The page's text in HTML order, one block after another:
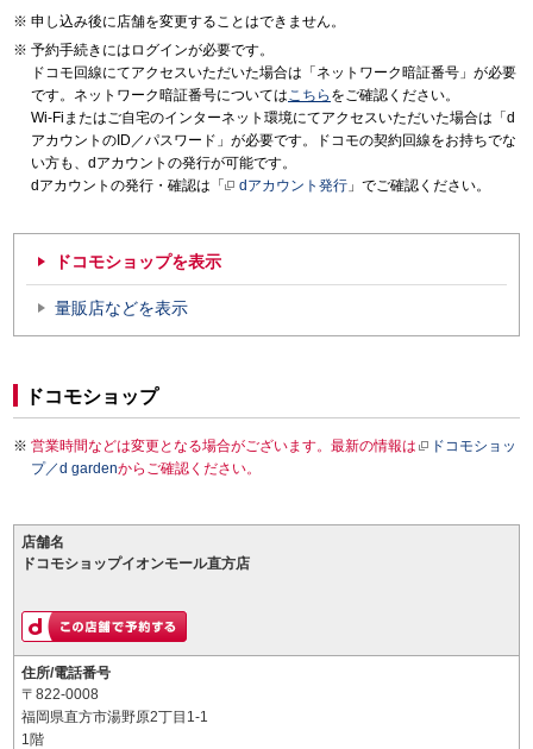
申し込み後に店舗を変更することはできません。
予約手続きにはログインが必要です。
ドコモ回線にてアクセスいただいた場合は「ネットワーク暗証番号」が必要
です。ネットワーク暗証番号についてはこちら をご確認ください。
Wi-Fiまたはご自宅のインターネット環境にてアクセスいただいた場合は「d
アカウントのID／パスワード」が必要です。ドコモの契約回線をお持ちでな
い方も、dアカウントの発行が可能です。
dアカウントの発行・確認は「
dアカウント発行 」でご確認ください。
ドコモショップを表示
量販店などを表示
ドコモショップ
営業時間などは変更となる場合がございます。最新の情報は
ドコモショッ
プ／d gardenからご確認ください。
店舗名
ドコモショップイオンモール直方店
住所/電話番号
〒822-0008
福岡県直方市湯野原2丁目1-1
1階